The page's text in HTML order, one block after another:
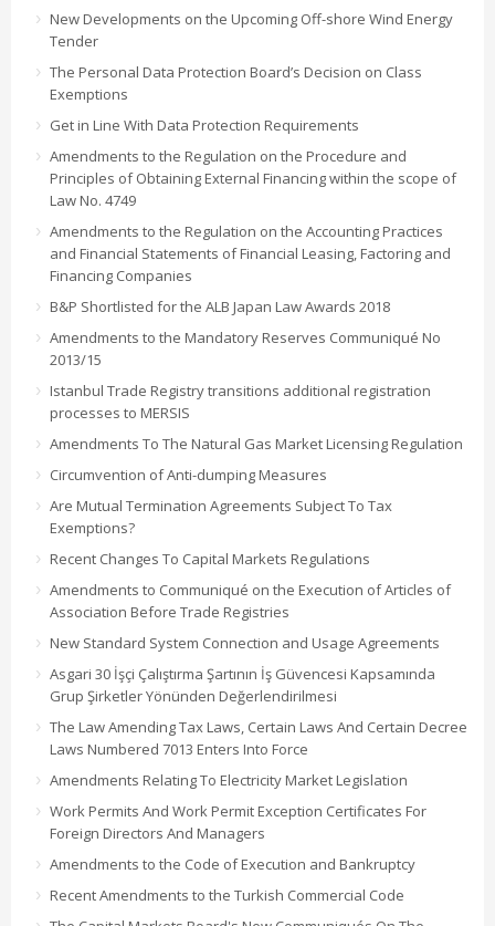
New Developments on the Upcoming Off-shore Wind Energy
Tender
The Personal Data Protection Board’s Decision on Class
Exemptions
Get in Line With Data Protection Requirements
Amendments to the Regulation on the Procedure and
Principles of Obtaining External Financing within the scope of
Law No. 4749
Amendments to the Regulation on the Accounting Practices
and Financial Statements of Financial Leasing, Factoring and
Financing Companies
B&P Shortlisted for the ALB Japan Law Awards 2018
Amendments to the Mandatory Reserves Communiqué No
2013/15
Istanbul Trade Registry transitions additional registration
processes to MERSIS
Amendments To The Natural Gas Market Licensing Regulation
Circumvention of Anti-dumping Measures
Are Mutual Termination Agreements Subject To Tax
Exemptions?
Recent Changes To Capital Markets Regulations
Amendments to Communiqué on the Execution of Articles of
Association Before Trade Registries
New Standard System Connection and Usage Agreements
Asgari 30 İşçi Çalıştırma Şartının İş Güvencesi Kapsamında
Grup Şirketler Yönünden Değerlendirilmesi
The Law Amending Tax Laws, Certain Laws And Certain Decree
Laws Numbered 7013 Enters Into Force
Amendments Relating To Electricity Market Legislation
Work Permits And Work Permit Exception Certificates For
Foreign Directors And Managers
Amendments to the Code of Execution and Bankruptcy
Recent Amendments to the Turkish Commercial Code